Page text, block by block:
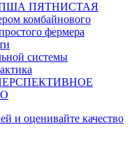
ПЯТНИСТАЯ
комбайнового
фермера
системы